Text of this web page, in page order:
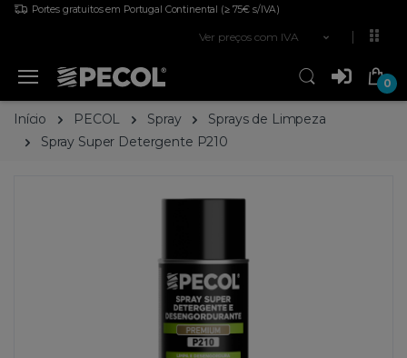
Portes gratuitos em Portugal Continental (≥ 75€ s/IVA)
Ver preços com IVA
0
Início PECOL Spray
Sprays de Limpeza
Spray Super Detergente P210